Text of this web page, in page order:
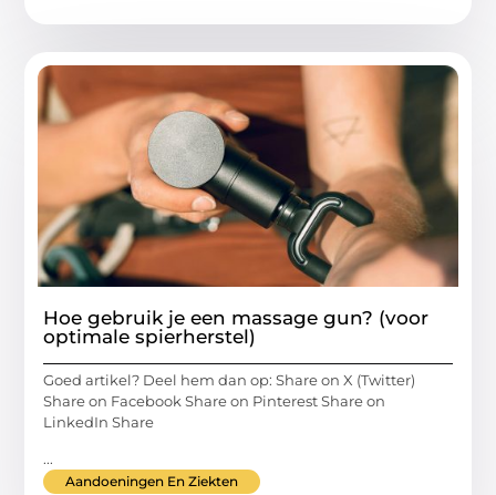
Hoe gebruik je een massage gun? (voor
optimale spierherstel)
Goed artikel? Deel hem dan op: Share on X (Twitter)
Share on Facebook Share on Pinterest Share on
LinkedIn Share
...
Aandoeningen En Ziekten